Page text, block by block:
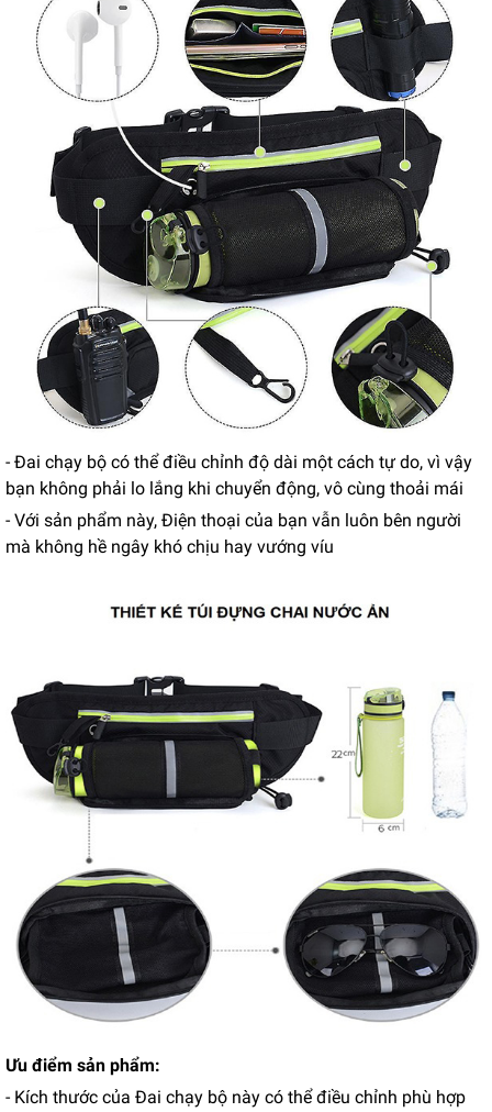
- Đai chạy bộ có thể điều chỉnh độ dài một cách tự do, vì vậy
bạn không phải lo lắng khi chuyển động, vô cùng thoải mái
- Với sản phẩm này, Điện thoại của bạn vẫn luôn bên người
mà không hề ngây khó chịu hay vướng víu
Ưu điểm sản phẩm:
- Kích thước của Đai chạy bộ này có thể điều chỉnh phù hợp